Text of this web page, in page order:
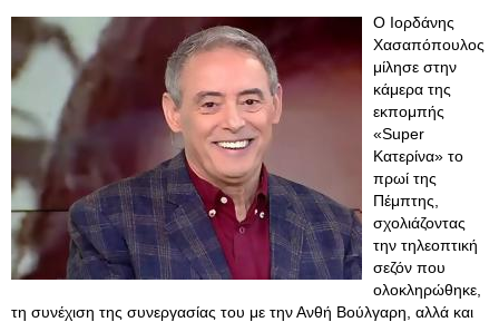
Ο Ιορδάνης
Χασαπόπουλος
μίλησε στην
κάμερα της
εκπομπής
«Super
Κατερίνα» το
πρωί της
Πέμπτης,
σχολιάζοντας
την τηλεοπτική
σεζόν που
ολοκληρώθηκε,
τη συνέχιση της συνεργασίας του με την Ανθή Βούλγαρη, αλλά και